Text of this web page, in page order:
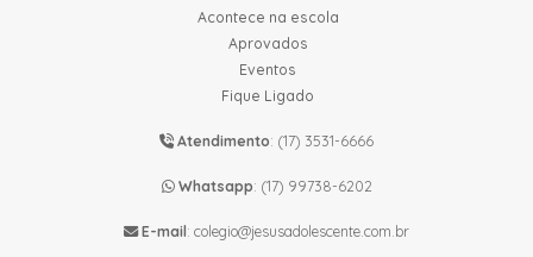
Acontece na escola
Aprovados
Eventos
Fique Ligado
Atendimento: (17) 3531-6666
Whatsapp: (17) 99738-6202
E-mail : colegio@jesusadolescente.com.br